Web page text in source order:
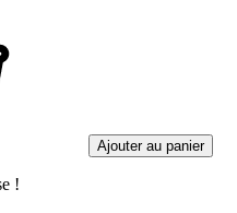
Ajouter au panier
!